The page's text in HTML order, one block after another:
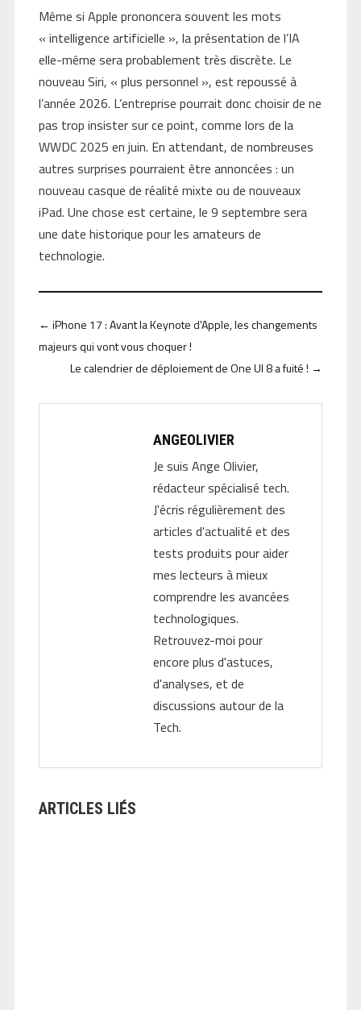
Même si Apple prononcera souvent les mots
« intelligence artificielle », la présentation de l’IA
elle-même sera probablement très discrète. Le
nouveau Siri, « plus personnel », est repoussé à
l’année 2026. L’entreprise pourrait donc choisir de ne
pas trop insister sur ce point, comme lors de la
WWDC 2025 en juin. En attendant, de nombreuses
autres surprises pourraient être annoncées : un
nouveau casque de réalité mixte ou de nouveaux
iPad. Une chose est certaine, le 9 septembre sera
une date historique pour les amateurs de
technologie.
← iPhone 17 : Avant la Keynote d'Apple, les changements
majeurs qui vont vous choquer !
Le calendrier de déploiement de One UI 8 a fuité ! →
ANGEOLIVIER
Je suis Ange Olivier,
rédacteur spécialisé tech.
J'écris régulièrement des
articles d'actualité et des
tests produits pour aider
mes lecteurs à mieux
comprendre les avancées
technologiques.
Retrouvez-moi pour
encore plus d'astuces,
d'analyses, et de
discussions autour de la
Tech.
ARTICLES LIÉS